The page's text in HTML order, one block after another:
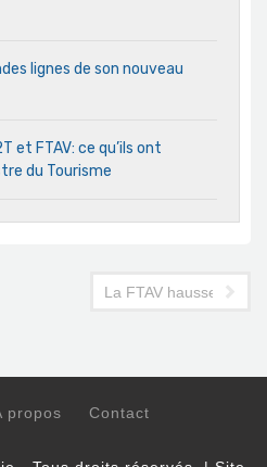
lignes de son nouveau
et FTAV: ce qu’ils ont
du Tourisme
avant 2013La FTAV hausse le
propos Contact